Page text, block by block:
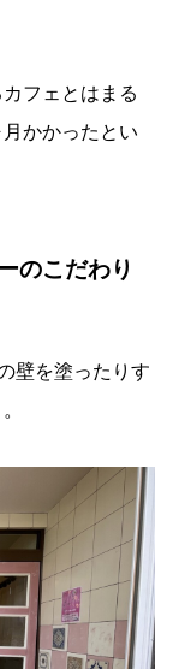
フェとはまる
かかったとい
のこだわり
壁を塗ったりす